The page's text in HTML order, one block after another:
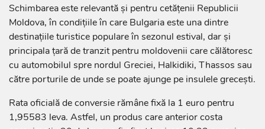
Schimbarea este relevantă și pentru cetățenii Republicii
Moldova, în condițiile în care Bulgaria este una dintre
destinațiile turistice populare în sezonul estival, dar și
principala țară de tranzit pentru moldovenii care călătoresc
cu automobilul spre nordul Greciei, Halkidiki, Thassos sau
către porturile de unde se poate ajunge pe insulele grecești.
Rata oficială de conversie rămâne fixă la 1 euro pentru
1,95583 leva. Astfel, un produs care anterior costa